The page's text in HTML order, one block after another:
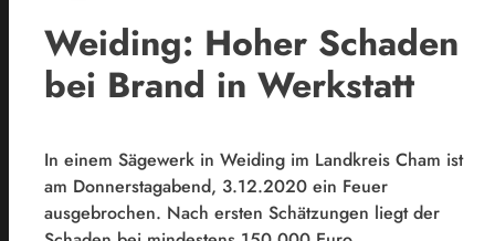
Weiding: Hoher Schaden
bei Brand in Werkstatt
In einem Sägewerk in Weiding im Landkreis Cham ist
am Donnerstagabend, 3.12.2020 ein Feuer
ausgebrochen. Nach ersten Schätzungen liegt der